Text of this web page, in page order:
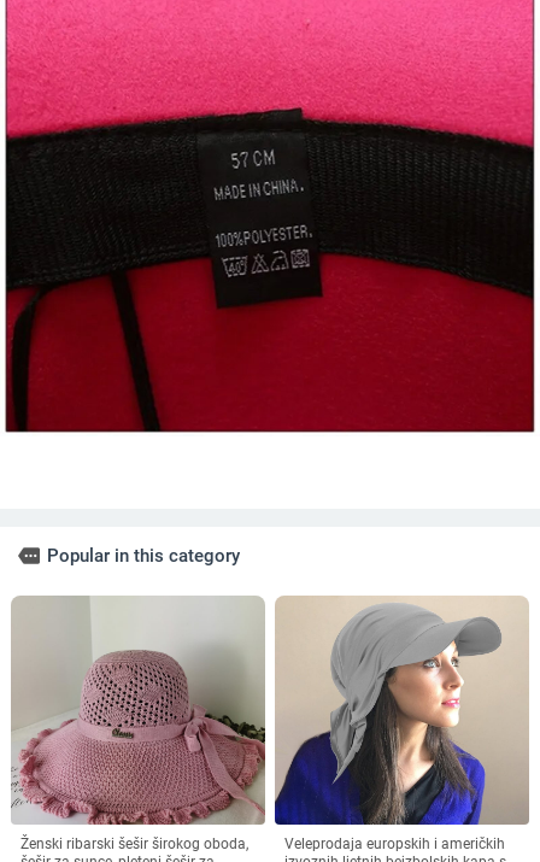
more Popular in this category
Ženski ribarski šešir širokog oboda,
Veleprodaja europskih i američkih